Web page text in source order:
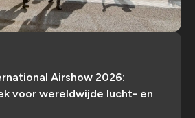
Airshow 2026:
voor wereldwijde lucht- en